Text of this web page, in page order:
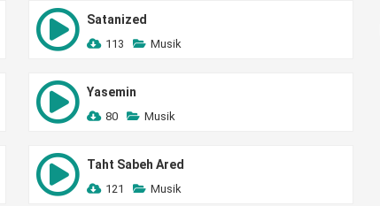
Satanized
113 Musik
Yasemin
80 Musik
Taht Sabeh Ared
121 Musik